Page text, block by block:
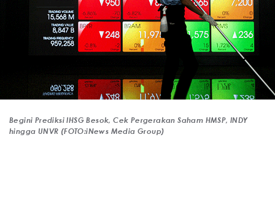
Begini Prediksi IHSG Besok, Cek Pergerakan Saham HMSP, INDY
hingga UNVR (FOTO:iNews Media Group)